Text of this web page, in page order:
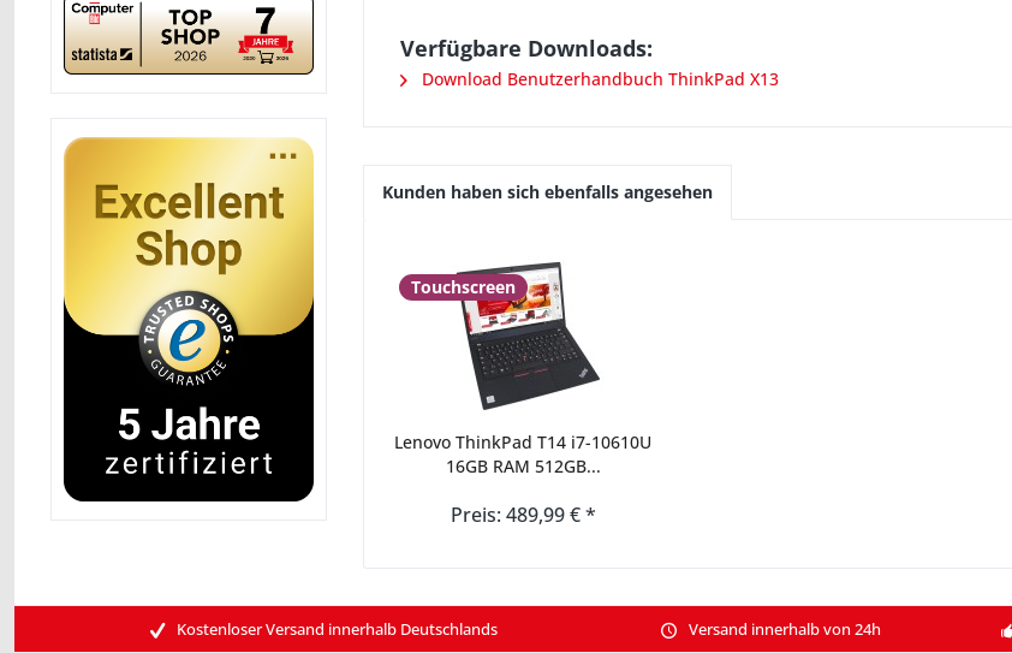
Verfügbare Downloads:
Download Benutzerhandbuch ThinkPad X13
Kunden haben sich ebenfalls angesehen
Touchscreen
Lenovo ThinkPad T14 i7-10610U
16GB RAM 512GB...
Preis: 489,99 € *
Kostenloser Versand innerhalb Deutschlands Versand innerhalb von 24h